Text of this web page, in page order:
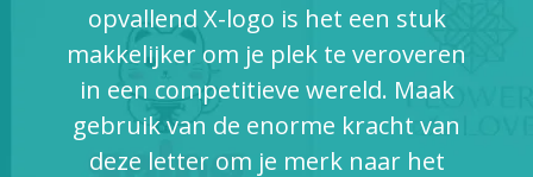
Gedrukte producten
opvallend X-logo is het een stuk
makkelijker om je plek te veroveren
in een competitieve wereld. Maak
gebruik van de enorme kracht van
deze letter om je merk naar het